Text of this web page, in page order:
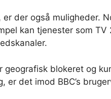
er der også muligheder.
kan tjenester som
geografisk blokeret og
er det imod BBC’s